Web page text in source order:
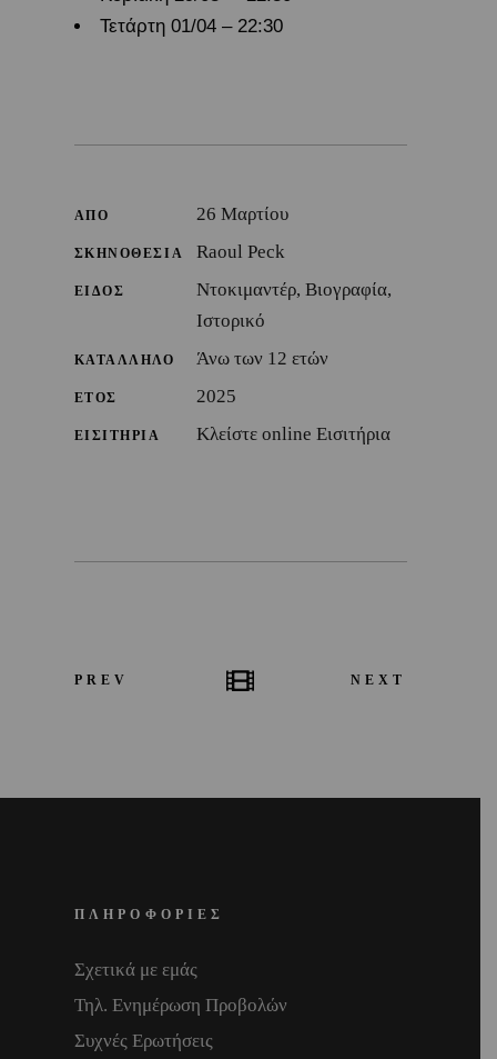
Τετάρτη 01/04 – 22:30
ΑΠΟ 26 Μαρτίου
ΣΚΗΝΟΘΕΣΙΑ Raoul Peck
ΕΙΔΟΣ
Ντοκιμαντέρ, Βιογραφία,
Ιστορικό
ΚΑΤΑΛΛΗΛΟ Άνω των 12 ετών
ΕΤΟΣ 2025
ΕΙΣΙΤΗΡΙΑ Κλείστε online Εισιτήρια
PREV NEXT
ΠΛΗΡΟΦΟΡΙΕΣ
Σχετικά με εμάς
Τηλ. Ενημέρωση Προβολών
Συχνές Ερωτήσεις